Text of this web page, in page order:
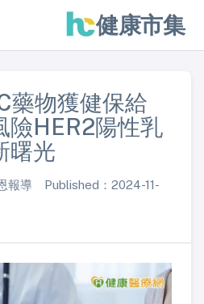
健康市集
藥物獲健保給
HER2陽性乳
曙光
報導 Published：2024-11-